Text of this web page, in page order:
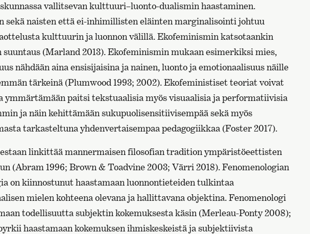
vallitsevan kulttuuri–luonto-dualismin haastaminen.
sekä naisten että ei-inhimillisten eläinten marginalisointi johtuu
kulttuurin ja luonnon välillä. Ekofeminismin katsotaankin
(Marland 2013). Ekofeminismin mukaan esimerkiksi mies,
nähdään aina ensisijaisina ja nainen, luonto ja emotionaalisuus näille
tärkeinä (Plumwood 1993; 2002). Ekofeministiset teoriat voivat
ymmärtämään paitsi tekstuaalisia myös visuaalisia ja performatiivisia
ja näin kehittämään sukupuolisensitiivisempää sekä myös
tarkasteltuna yhdenvertaisempaa pedagogiikkaa (Foster 2017).
linkittää mannermaisen filosofian tradition ympäristöeettisten
(Abram 1996; Brown & Toadvine 2003; Värri 2018). Fenomenologian
on kiinnostunut haastamaan luonnontieteiden tulkintaa
mielen kohteena olevana ja hallittavana objektina. Fenomenologi
todellisuutta subjektin kokemuksesta käsin (Merleau-Ponty 2008);
haastamaan kokemuksen ihmiskeskeistä ja subjektiivista